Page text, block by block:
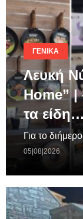
ΓΕΝΙΚΆ
Λευκή
Home”
τα είδη…
Για το
05|08|2026